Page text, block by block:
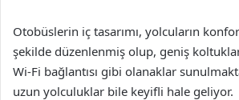
Otobüslerin iç tasarımı, yolcuların
şekilde düzenlenmiş olup, geniş
Wi-Fi bağlantısı gibi olanaklar
uzun yolculuklar bile keyifli hale geliyor.